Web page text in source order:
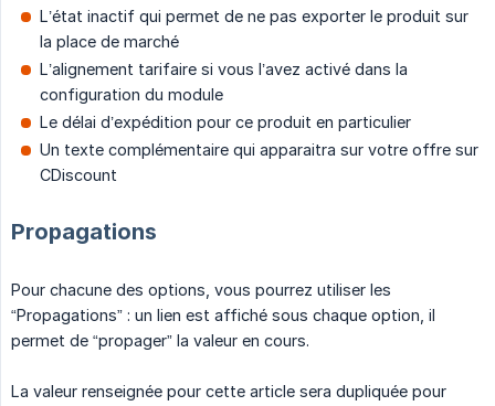
L’état inactif qui permet de ne pas exporter le produit sur
la place de marché
L’alignement tarifaire si vous l’avez activé dans la
configuration du module
Le délai d’expédition pour ce produit en particulier
Un texte complémentaire qui apparaitra sur votre offre sur
CDiscount
Propagations
Pour chacune des options, vous pourrez utiliser les
“Propagations” : un lien est affiché sous chaque option, il
permet de “propager” la valeur en cours.
La valeur renseignée pour cette article sera dupliquée pour